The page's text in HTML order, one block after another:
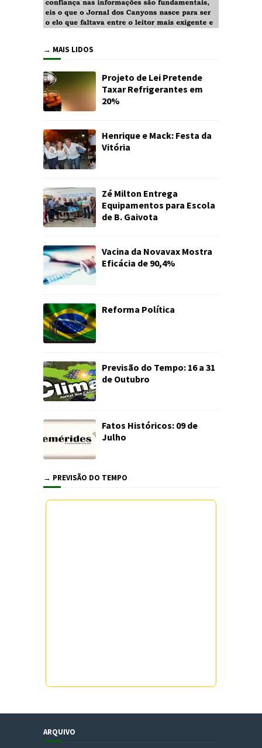
→ MAIS LIDOS
Projeto de Lei Pretende
Taxar Refrigerantes em
20%
Henrique e Mack: Festa da
Vitória
Zé Milton Entrega
Equipamentos para Escola
de B. Gaivota
Vacina da Novavax Mostra
Eficácia de 90,4%
Reforma Política
Previsão do Tempo: 16 a 31
de Outubro
Fatos Históricos: 09 de
Julho
→ PREVISÃO DO TEMPO
ARQUIVO